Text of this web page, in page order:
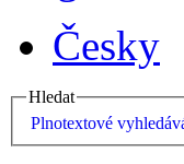
Česky
Hledat
Plnotextové